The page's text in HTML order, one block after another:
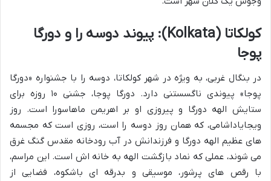
کولکاتا (Kolkata): پیوند دوسه را و دورگا
پوجا
در بنگال غربی، به ویژه در شهر کولکاتا، دوسه را با جشنواره «دورگا
پوجا» پیوندی ناگسستنی دارد. دورگا پوجا، جشنی ۱۰ روزه برای
ستایش الهه دورگا و پیروزی او بر اهریمن ماهاسورا است. روز
ویجایاداشامی، که همان روز دوسه را است، روزی است که مجسمه
های عظیم الهه دورگا و فرزندانش در آب رودخانه مقدس گنگ غرق
می شوند، عملی که نماد بازگشت الهه به خانه اش است. این مراسم،
با رقص های پرشور، موسیقی و بدرقه ای باشکوه، فضایی از